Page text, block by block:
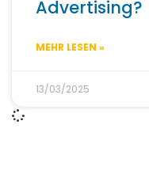
Advertising?
MEHR LESEN »
13/03/2025